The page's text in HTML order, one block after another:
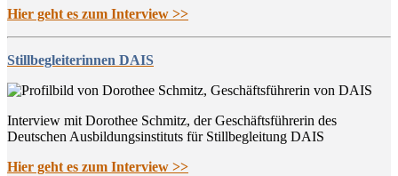
Hier geht es zum Interview >>
Stillbegleiterinnen DAIS
Interview mit Dorothee Schmitz, der Geschäftsführerin des
Deutschen Ausbildungsinstituts für Stillbegleitung DAIS
Hier geht es zum Interview >>